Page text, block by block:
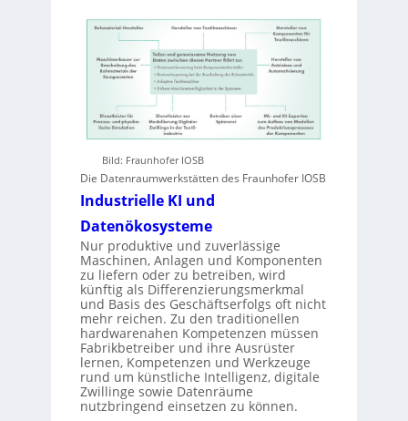
Bild: Fraunhofer IOSB
Die Datenraumwerkstätten des Fraunhofer IOSB
Industrielle KI und
Datenökosysteme
Nur produktive und zuverlässige
Maschinen, Anlagen und Komponenten
zu liefern oder zu betreiben, wird
künftig als Differenzierungsmerkmal
und Basis des Geschäftserfolgs oft nicht
mehr reichen. Zu den traditionellen
hardwarenahen Kompetenzen müssen
Fabrikbetreiber und ihre Ausrüster
lernen, Kompetenzen und Werkzeuge
rund um künstliche Intelligenz, digitale
Zwillinge sowie Datenräume
nutzbringend einsetzen zu können.